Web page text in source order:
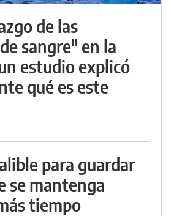
de las
sangre" en la
estudio explicó
qué es este
para guardar
se mantenga
tiempo